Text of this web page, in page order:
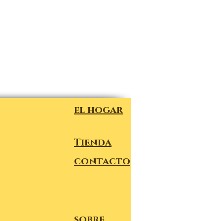
el hogar
Tienda
contacto